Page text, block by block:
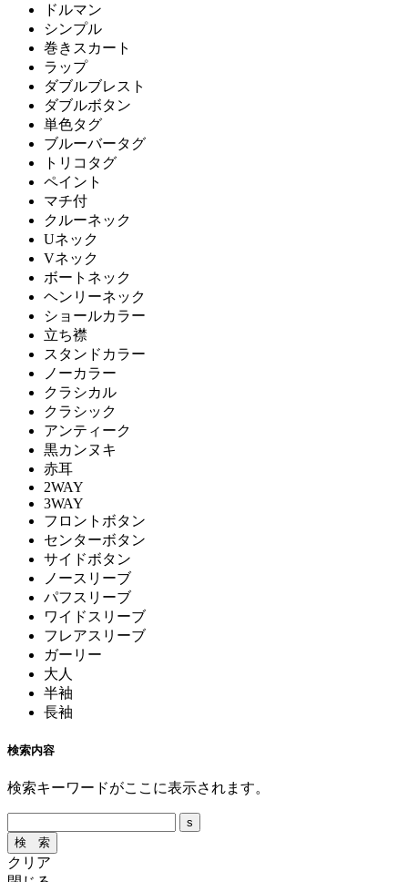
ドルマン
シンプル
巻きスカート
ラップ
ダブルブレスト
ダブルボタン
単色タグ
ブルーバータグ
トリコタグ
ペイント
マチ付
クルーネック
Uネック
Vネック
ボートネック
ヘンリーネック
ショールカラー
立ち襟
スタンドカラー
ノーカラー
クラシカル
クラシック
アンティーク
黒カンヌキ
赤耳
2WAY
3WAY
フロントボタン
センターボタン
サイドボタン
ノースリーブ
パフスリーブ
ワイドスリーブ
フレアスリーブ
ガーリー
大人
半袖
長袖
検索内容
検索キーワードがここに表示されます。
クリア